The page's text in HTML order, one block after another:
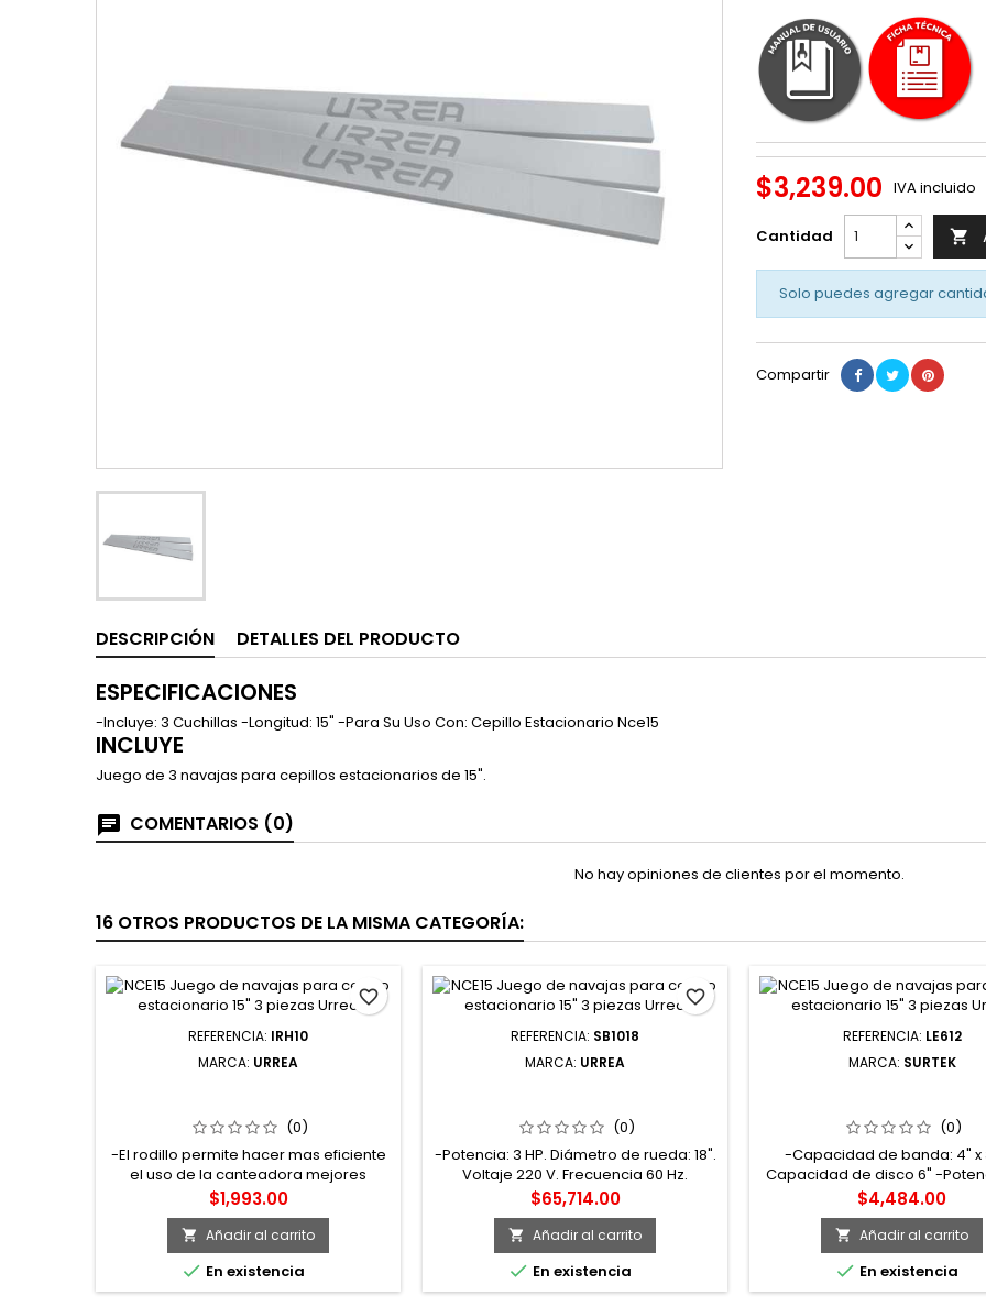
$3,239.00 IVA incluido
Cantidad 
Solo puedes agregar
Compartir
DESCRIPCIÓN DETALLES DEL PRODUCTO
ESPECIFICACIONES
-Incluye: 3 Cuchillas -Longitud: 15" -Para Su Uso Con: Cepillo Estacionario Nce15
INCLUYE
Juego de 3 navajas para cepillos estacionarios de 15".
COMENTARIOS (0)
No hay opiniones de clientes por el momento.
16 OTROS PRODUCTOS DE LA MISMA CATEGORÍA:
REFERENCIA: IRH10
MARCA: URREA
(0)
-El rodillo permite hacer mas eficiente
el uso de la canteadora mejores
acabados, más cortes por minuto y
mayor facilidad en la alimentación de
la madera.
Precio
$1,993.00
 Añadir al carrito
 En existencia
favorite_border
REFERENCIA: SB1018
MARCA: URREA
(0)
-Potencia: 3 HP. Diámetro de rueda: 18".
Voltaje 220 V. Frecuencia 60 Hz.
Velocidad variable sin carga: 400 -
500/ 900 - 1 100 rpm. -Longitud de
banda de 142", mesa de trabajo: 63 x
48 cm, mesa inclinable de 0 a 45°. -
Profundidad de garganta: 46.5 cm.
Capacidad de aserrar: 11". -Las sierras
Precio
$65,714.00
 Añadir al carrito
 En existencia
favorite_border
REFERENCIA: LE612
MARCA: SURTEK
SURTEK (0)
-Capacidad de banda: 4" x
Capacidad de disco 6" -
W -Tiempo de operación:
-Velocidad de la banda:
Precio
$4,484.00
 Añadir al carrito
 En existencia